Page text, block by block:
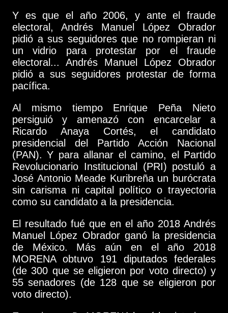
Y es que el año 2006, y ante el fraude
electoral, Andrés Manuel López Obrador
pidió a sus seguidores que no rompieran ni
un vidrio para protestar por el fraude
electoral... Andrés Manuel López Obrador
pidió a sus seguidores protestar de forma
pacífica.
Al mismo tiempo Enrique Peña Nieto
persiguió y amenazó con encarcelar a
Ricardo Anaya Cortés, el candidato
presidencial del Partido Acción Nacional
(PAN). Y para allanar el camino, el Partido
Revolucionario Institucional (PRI) postuló a
José Antonio Meade Kuribreña un burócrata
sin carisma ni capital político o trayectoria
como su candidato a la presidencia.
El resultado fué que en el año 2018 Andrés
Manuel López Obrador ganó la presidencia
de México. Más aún en el año 2018
MORENA obtuvo 191 diputados federales
(de 300 que se eligieron por voto directo) y
55 senadores (de 128 que se eligieron por
voto directo).